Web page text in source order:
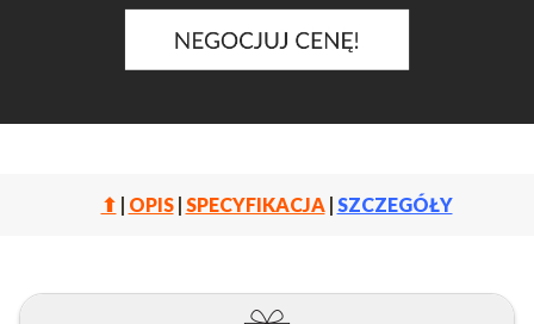
⬆ OPIS| SPECYFIKACJA| SZCZEGÓŁY